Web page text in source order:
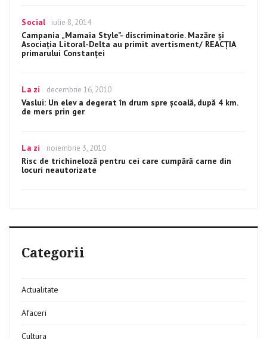
Categories
Social
Posted
on
iulie 8, 2014
Campania „Mamaia Style”- discriminatorie. Mazăre şi
Asociaţia Litoral-Delta au primit avertisment/ REACŢIA
primarului Constanţei
Categories
La zi
Posted
on
decembrie 16, 2010
Vaslui: Un elev a degerat în drum spre şcoală, după 4 km.
de mers prin ger
Categories
La zi
Posted
on
noiembrie 3, 2010
Risc de trichineloză pentru cei care cumpără carne din
locuri neautorizate
Categorii
Actualitate
Afaceri
Cultura